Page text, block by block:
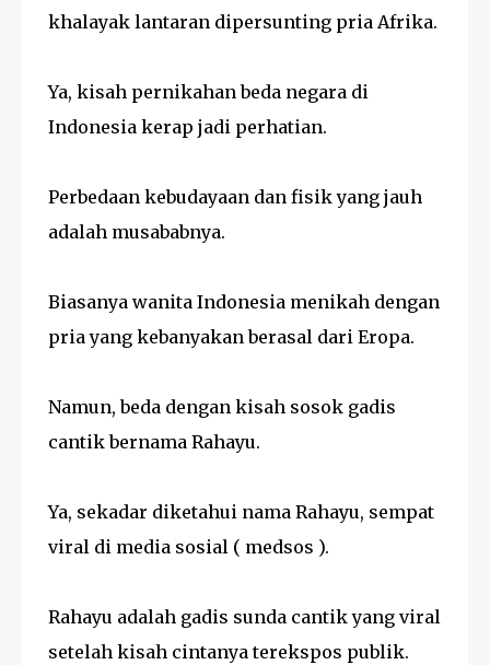
khalayak lantaran dipersunting pria Afrika.
Ya, kisah pernikahan beda negara di
Indonesia kerap jadi perhatian.
Perbedaan kebudayaan dan fisik yang jauh
adalah musababnya.
Biasanya wanita Indonesia menikah dengan
pria yang kebanyakan berasal dari Eropa.
Namun, beda dengan kisah sosok gadis
cantik bernama Rahayu.
Ya, sekadar diketahui nama Rahayu, sempat
viral di media sosial ( medsos ).
Rahayu adalah gadis sunda cantik yang viral
setelah kisah cintanya terekspos publik.